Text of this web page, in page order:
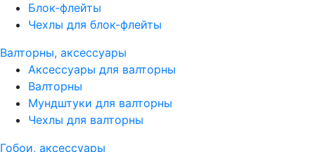
Блок-флейты
Чехлы для блок-флейты
Валторны, аксессуары
Аксессуары для валторны
Валторны
Мундштуки для валторны
Чехлы для валторны
Гобои, аксессуары